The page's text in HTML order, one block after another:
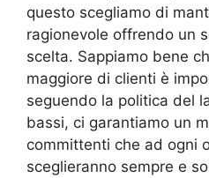
questo scegliamo di
ragionevole offrendo un
scelta. Sappiamo bene
maggiore di clienti è
seguendo la politica del
bassi, ci garantiamo un
committenti che ad ogni
sceglieranno sempre e